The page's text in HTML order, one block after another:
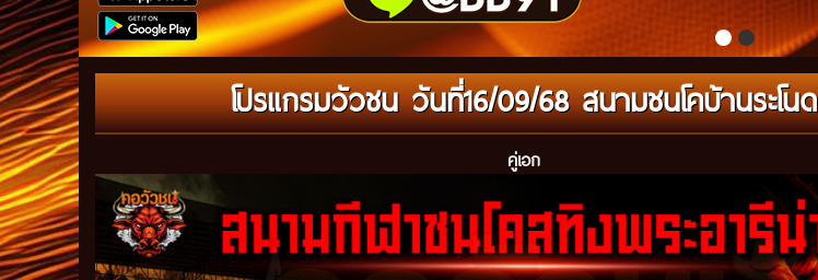
โปรแกรมวัวชน วันที่16/09/68 สนามชนโคบ้านระโนด
คู่เอก